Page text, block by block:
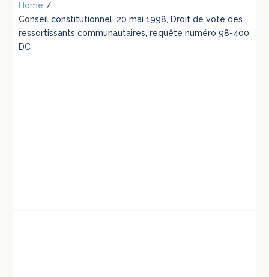
Home /
Conseil constitutionnel, 20 mai 1998, Droit de vote des
ressortissants communautaires, requête numéro 98-400
DC